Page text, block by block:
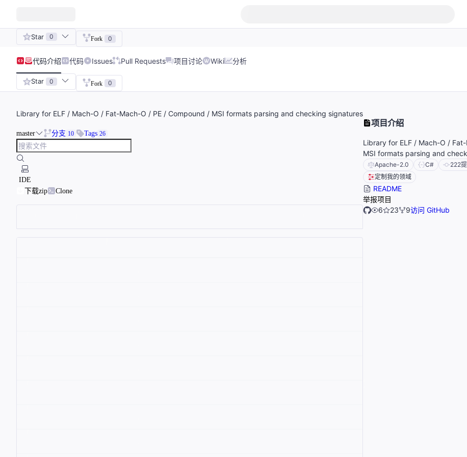
Star 0 Fork 0
代码介绍 代码 Issues Pull Requests 项目讨论 Wiki 分析
Star 0 Fork 0
Library for ELF / Mach-O / Fat-Mach-O / PE / Compound / MSI formats parsing and checking signatures
master 分支 10 Tags 26
IDE
下载zip
Clone
项目介绍
Library for ELF / Mach-O /
MSI formats parsing and
Apache-2.0 C# 222
定制我的领域
README
举报项目
6
23 9访问 GitHub